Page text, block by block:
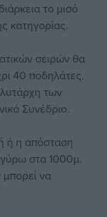
το μισό
κατηγορίας.
σειρών θα
40 ποδηλάτες.
των
Συνέδριο.
ή η απόσταση
στα 1000μ.
να